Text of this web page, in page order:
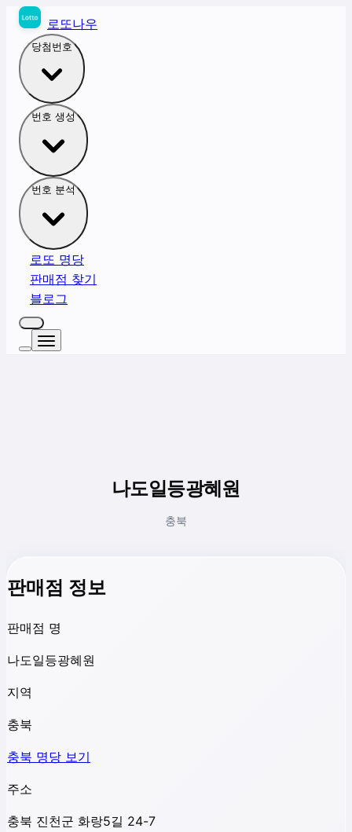
로또나우
당첨번호
번호 생성
번호 분석
로또 명당
판매점 찾기
블로그
나도일등광혜원
충북
판매점 정보
판매점 명
나도일등광혜원
지역
충북
충북 명당 보기
주소
충북 진천군 화랑5길 24-7